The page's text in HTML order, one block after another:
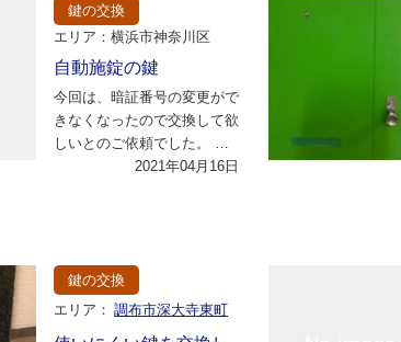
鍵の交換
エリア：横浜市神奈川区
自動施錠の鍵
今回は、暗証番号の変更がで
きなくなったので交換して欲
しいとのご依頼でした。 拝
見させていただくと、既に廃
2021年04月16日
鍵の交換
エリア： 調布市深大寺東町